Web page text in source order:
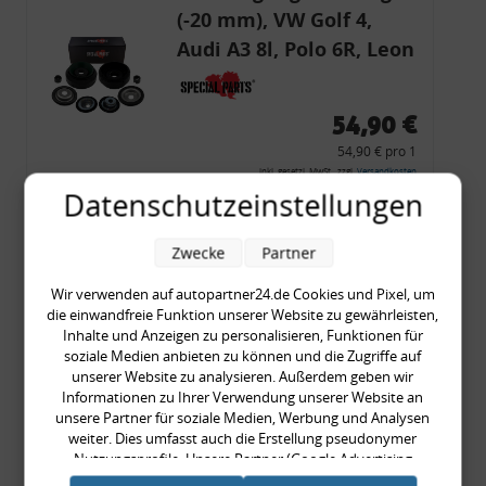
(-20 mm), VW Golf 4,
Audi A3 8l, Polo 6R, Leon
54,90 €
54,90 € pro 1
inkl. gesetzl. MwSt., zzgl.Versandkosten
Merkzettel
Zum Artikel
Rückleuchtenband mit
Blinker, rot, US-Ecken,
Audi 80 Cabrio, Typ 89,
OE-Nr.: 8G0945225 +
8G0945225C
999,99 €
Datenschutzeinstellungen
Wir verwenden auf autopartner24.de Cookies und Pixel, um
die einwandfreie Funktion unserer Website zu gewährleisten,
Inhalte und Anzeigen zu personalisieren, Funktionen für
soziale Medien anbieten zu können und die Zugriffe auf
unserer Website zu analysieren. Außerdem geben wir
Informationen zu Ihrer Verwendung unserer Website an
unsere Partner für soziale Medien, Werbung und Analysen
weiter. Dies umfasst auch die Erstellung pseudonymer
Nutzungsprofile. Unsere Partner (Google Advertising
Products) führen diese Informationen möglicherweise mit
Zwecke Partner